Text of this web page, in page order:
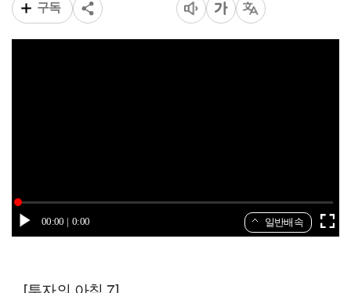
구독
00:00 0:00 일반배속
[투자의 아침 7]